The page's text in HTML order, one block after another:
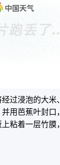
过浸泡的大米
用芭蕉叶封口
粘着一层竹